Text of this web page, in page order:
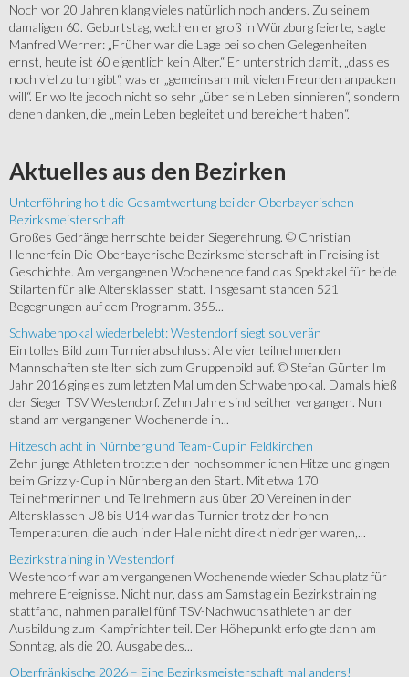
Noch vor 20 Jahren klang vieles natürlich noch anders. Zu seinem
damaligen 60. Geburtstag, welchen er groß in Würzburg feierte, sagte
Manfred Werner: „Früher war die Lage bei solchen Gelegenheiten
ernst, heute ist 60 eigentlich kein Alter.“ Er unterstrich damit, „dass es
noch viel zu tun gibt“, was er „gemeinsam mit vielen Freunden anpacken
will“. Er wollte jedoch nicht so sehr „über sein Leben sinnieren“, sondern
denen danken, die „mein Leben begleitet und bereichert haben“.
Aktuelles aus den Bezirken
Unterföhring holt die Gesamtwertung bei der Oberbayerischen
Bezirksmeisterschaft
Großes Gedränge herrschte bei der Siegerehrung. © Christian
Hennerfein Die Oberbayerische Bezirksmeisterschaft in Freising ist
Geschichte. Am vergangenen Wochenende fand das Spektakel für beide
Stilarten für alle Altersklassen statt. Insgesamt standen 521
Begegnungen auf dem Programm. 355...
Schwabenpokal wiederbelebt: Westendorf siegt souverän
Ein tolles Bild zum Turnierabschluss: Alle vier teilnehmenden
Mannschaften stellten sich zum Gruppenbild auf. © Stefan Günter Im
Jahr 2016 ging es zum letzten Mal um den Schwabenpokal. Damals hieß
der Sieger TSV Westendorf. Zehn Jahre sind seither vergangen. Nun
stand am vergangenen Wochenende in...
Hitzeschlacht in Nürnberg und Team-Cup in Feldkirchen
Zehn junge Athleten trotzten der hochsommerlichen Hitze und gingen
beim Grizzly-Cup in Nürnberg an den Start. Mit etwa 170
Teilnehmerinnen und Teilnehmern aus über 20 Vereinen in den
Altersklassen U8 bis U14 war das Turnier trotz der hohen
Temperaturen, die auch in der Halle nicht direkt niedriger waren,...
Bezirkstraining in Westendorf
Westendorf war am vergangenen Wochenende wieder Schauplatz für
mehrere Ereignisse. Nicht nur, dass am Samstag ein Bezirkstraining
stattfand, nahmen parallel fünf TSV-Nachwuchsathleten an der
Ausbildung zum Kampfrichter teil. Der Höhepunkt erfolgte dann am
Sonntag, als die 20. Ausgabe des...
Oberfränkische 2026 – Eine Bezirksmeisterschaft mal anders!